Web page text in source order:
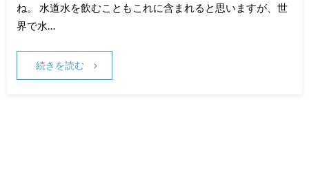
ね。 水道水を飲むこともこれに含まれると思いますが、世
界で水…
続きを読む